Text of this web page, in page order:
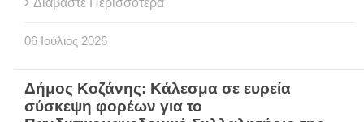
06 Ιούλιος 2026
Δήμος Κοζάνης: Κάλεσμα σε ευρεία
σύσκεψη φορέων για το